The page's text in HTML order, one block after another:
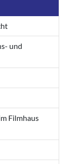
und
Filmhaus